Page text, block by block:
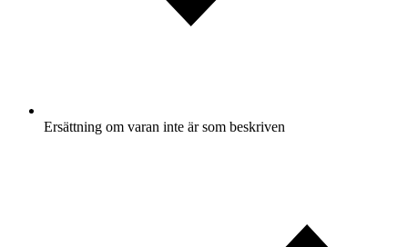
Ersättning om varan inte är som beskriven